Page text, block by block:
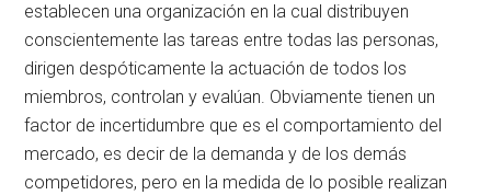
establecen una organización en la cual distribuyen
conscientemente las tareas entre todas las personas,
dirigen despóticamente la actuación de todos los
miembros, controlan y evalúan. Obviamente tienen un
factor de incertidumbre que es el comportamiento del
mercado, es decir de la demanda y de los demás
competidores, pero en la medida de lo posible realizan